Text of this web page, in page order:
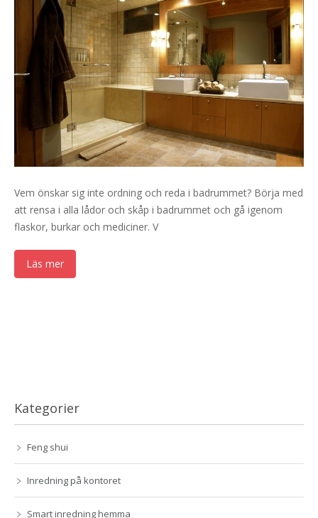
Vem önskar sig inte ordning och reda i badrummet? Börja med
att rensa i alla lådor och skåp i badrummet och gå igenom
flaskor, burkar och mediciner. V
Läs mer
Kategorier
Feng shui
Inredning på kontoret
Smart inredning hemma